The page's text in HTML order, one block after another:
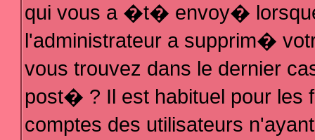
qui vous a �t� envoy�
l'administrateur a supprim�
vous trouvez dans le dernier
post� ? Il est habituel pour les
comptes des utilisateurs